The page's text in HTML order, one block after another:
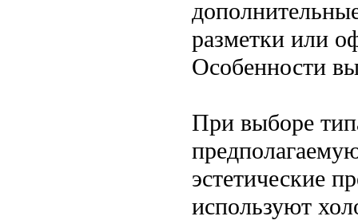
разметки или
Особенности
При выборе
эстетические
используют